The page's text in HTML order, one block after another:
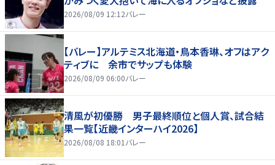
2026/08/09 12:12バレー
【バレー】アルテミス北海道・鳥本香琳、オフはアク
ティブに 余市でサップも体験
2026/08/09 06:00バレー
清風が初優勝 男子最終順位と個人賞、試合結
果一覧【近畿インターハイ2026】
2026/08/08 18:01 バレー